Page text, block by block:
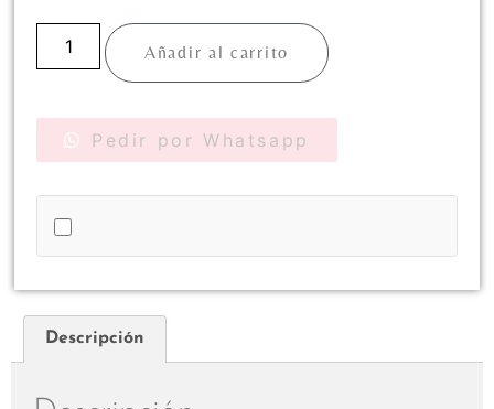
Añadir al carrito
Pedir por Whatsapp
Descripción